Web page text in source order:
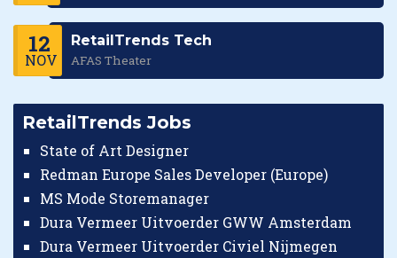
12
NOV
RetailTrends Tech
AFAS Theater
RetailTrends Jobs
State of Art Designer
Redman Europe Sales Developer (Europe)
MS Mode Storemanager
Dura Vermeer Uitvoerder GWW Amsterdam
Dura Vermeer Uitvoerder Civiel Nijmegen